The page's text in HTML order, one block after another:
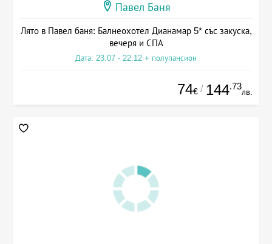
Павел Баня
Лято в Павел баня: Балнеохотел Дианамар 5* със закуска,
вечеря и СПА
Дата: 23.07 - 22.12 + полупансион
74€ / 144.73
лв.